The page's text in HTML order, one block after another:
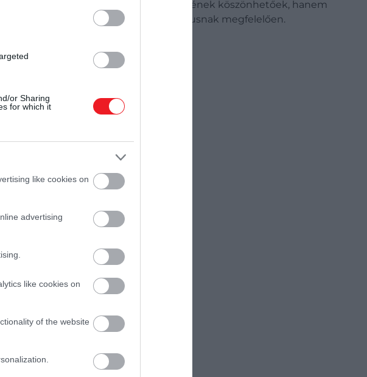
or Sharing
for which it
like cookies on
advertising
like cookies on
of the website
szem eltérő anatómiai felépítésének köszönhetőek, hanem
mindezt más-más kulturális kontextusnak megfelelően.